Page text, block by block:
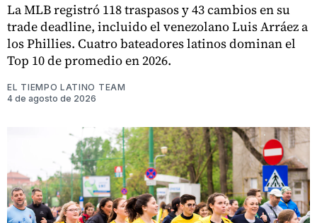
La MLB registró 118 traspasos y 43 cambios en su
trade deadline, incluido el venezolano Luis Arráez a
los Phillies. Cuatro bateadores latinos dominan el
Top 10 de promedio en 2026.
EL TIEMPO LATINO TEAM
4 de agosto de 2026